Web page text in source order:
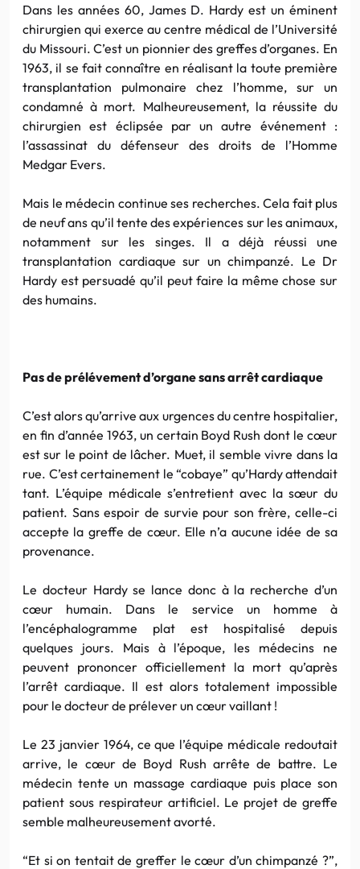
Dans les années 60, James D. Hardy est un éminent
chirurgien qui exerce au centre médical de l’Université
du Missouri. C’est un pionnier des greffes d’organes. En
1963, il se fait connaître en réalisant la toute première
transplantation pulmonaire chez l’homme, sur un
condamné à mort. Malheureusement, la réussite du
chirurgien est éclipsée par un autre événement :
l’assassinat du défenseur des droits de l’Homme
Medgar Evers.
Mais le médecin continue ses recherches. Cela fait plus
de neuf ans qu’il tente des expériences sur les animaux,
notamment sur les singes. Il a déjà réussi une
transplantation cardiaque sur un chimpanzé. Le Dr
Hardy est persuadé qu’il peut faire la même chose sur
des humains.
Pas de prélévement d’organe sans arrêt cardiaque
C’est alors qu’arrive aux urgences du centre hospitalier,
en fin d’année 1963, un certain Boyd Rush dont le cœur
est sur le point de lâcher. Muet, il semble vivre dans la
rue. C’est certainement le “cobaye” qu’Hardy attendait
tant. L’équipe médicale s’entretient avec la sœur du
patient. Sans espoir de survie pour son frère, celle-ci
accepte la greffe de cœur. Elle n’a aucune idée de sa
provenance.
Le docteur Hardy se lance donc à la recherche d’un
cœur humain. Dans le service un homme à
l’encéphalogramme plat est hospitalisé depuis
quelques jours. Mais à l’époque, les médecins ne
peuvent prononcer officiellement la mort qu’après
l’arrêt cardiaque. Il est alors totalement impossible
pour le docteur de prélever un cœur vaillant !
Le 23 janvier 1964, ce que l’équipe médicale redoutait
arrive, le cœur de Boyd Rush arrête de battre. Le
médecin tente un massage cardiaque puis place son
patient sous respirateur artificiel. Le projet de greffe
semble malheureusement avorté.
“Et si on tentait de greffer le cœur d’un chimpanzé ?”,